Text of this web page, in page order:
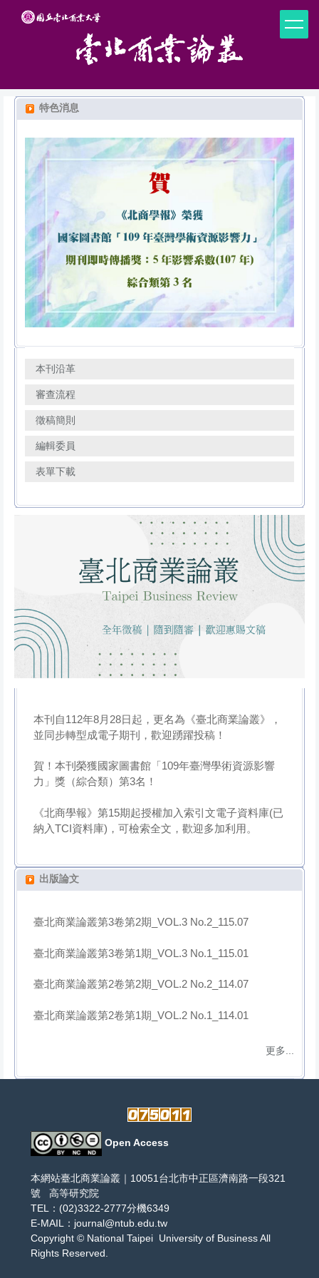
區
特色消息
本刊沿革
審查流程
徵稿簡則
編輯委員
表單下載
本刊自112年8月28日起，更名為《臺北商業論叢》，
並同步轉型成電子期刊，歡迎踴躍投稿！
賀！本刊榮獲國家圖書館「109年臺灣學術資源影響
力」獎（綜合類）第3名！
《北商學報》第15期起授權加入索引文電子資料庫(已
納入TCI資料庫)，可檢索全文，歡迎多加利用。
出版論文
臺北商業論叢第3卷第2期_VOL.3 No.2_115.07
臺北商業論叢第3卷第1期_VOL.3 No.1_115.01
臺北商業論叢第2卷第2期_VOL.2 No.2_114.07
臺北商業論叢第2卷第1期_VOL.2 No.1_114.01
更多...
Open Access
本網站臺北商業論叢｜10051台北市中正區濟南路一段321
號 高等研究院
TEL：(02)3322-2777分機6349
E-MAIL： journal@ntub.edu.tw
Copyright © National Taipei University of BusinessAll
Rights Reserved.